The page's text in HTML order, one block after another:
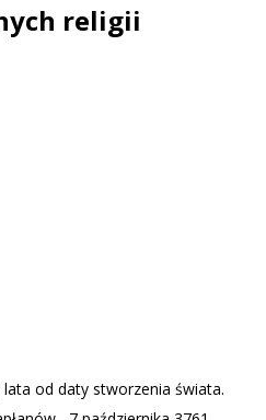
religii
lata od daty stworzenia świata.